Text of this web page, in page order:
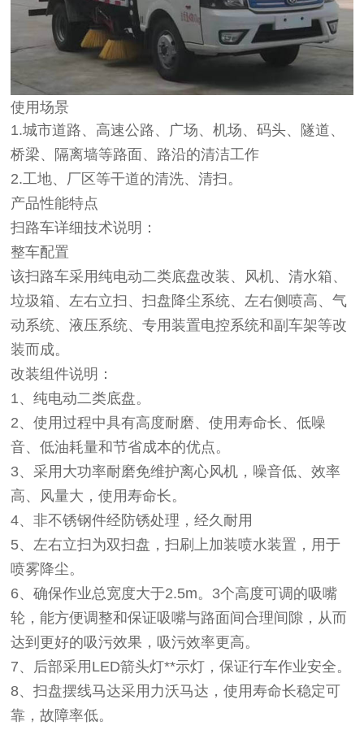
使用场景
1.城市道路、高速公路、广场、机场、码头、隧道、
桥梁、隔离墙等路面、路沿的清洁工作
2.工地、厂区等干道的清洗、清扫。
产品性能特点
扫路车详细技术说明：
整车配置
该扫路车采用纯电动二类底盘改装、风机、清水箱、
垃圾箱、左右立扫、扫盘降尘系统、左右侧喷高、气
动系统、液压系统、专用装置电控系统和副车架等改
装而成。
改装组件说明：
1、纯电动二类底盘。
2、使用过程中具有高度耐磨、使用寿命长、低噪
音、低油耗量和节省成本的优点。
3、采用大功率耐磨免维护离心风机，噪音低、效率
高、风量大，使用寿命长。
4、非不锈钢件经防锈处理，经久耐用
5、左右立扫为双扫盘，扫刷上加装喷水装置，用于
喷雾降尘。
6、确保作业总宽度大于2.5m。3个高度可调的吸嘴
轮，能方便调整和保证吸嘴与路面间合理间隙，从而
达到更好的吸污效果，吸污效率更高。
7、后部采用LED箭头灯**示灯，保证行车作业安全。
8、扫盘摆线马达采用力沃马达，使用寿命长稳定可
靠，故障率低。